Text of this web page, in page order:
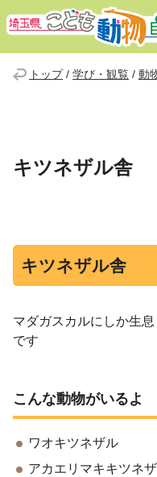
トップ/ 学び・観覧 / 動
キツネザル舎
キツネザル舎
マダガスカルにしか生
です
こんな動物がいるよ
ワオキツネザル
アカエリマキキツネ